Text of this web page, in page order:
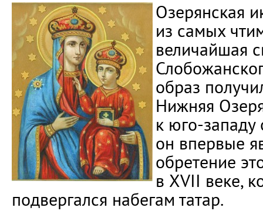
Озерянская
из самых
величайшая
образ
Нижняя
к юго-западу
он впервые
обретение
в XVII веке,
подвергался набегам татар.